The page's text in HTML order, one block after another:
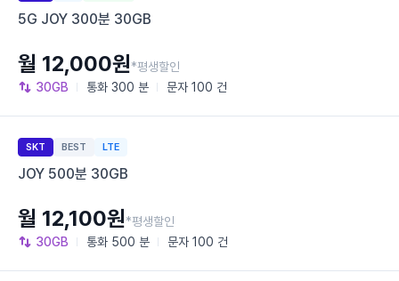
5G JOY 300분 30GB
30GB 통화 300 분 문자 100 건
월 12,000원*평생할인
SKT BEST LTE
JOY 500분 30GB
30GB 통화 500 분 문자 100 건
월 12,100원*평생할인